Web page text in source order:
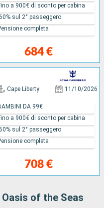
684 €
a 900€ di sconto per cabina
sul 2° passeggero
completa
Cape Liberty 11/10/2026
708 €
DA 99€
a 900€ di sconto per cabina
sul 2° passeggero
completa
of the Seas